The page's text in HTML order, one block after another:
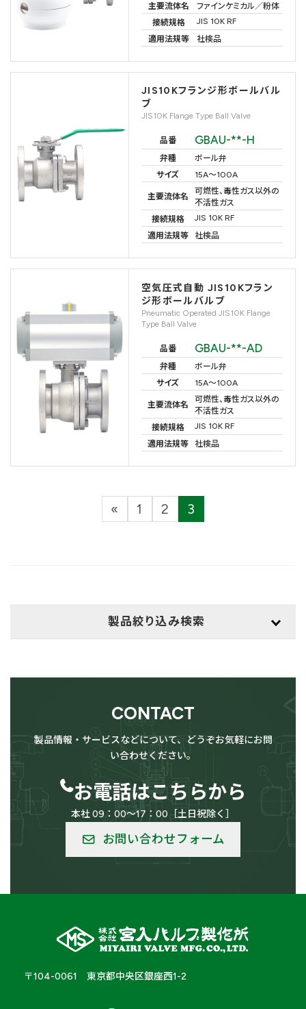
主要流体名
ファインケミカル／粉体
接続規格
JIS 10K RF
適用法規等
社検品
JIS10Kフランジ形ボールバル
ブ
JIS10K Flange Type Ball Valve
品番 GBAU-**-H
弁種
ボール弁
サイズ
15A〜100A
主要流体名
可燃性、毒性ガス以外の
不活性ガス
接続規格
JIS 10K RF
適用法規等
社検品
空気圧式自動 JIS10Kフラン
ジ形ボールバルブ
Pneumatic Operated JIS10K Flange
Type Ball Valve
品番 GBAU-**-AD
弁種
ボール弁
サイズ
15A〜100A
主要流体名
可燃性、毒性ガス以外の
不活性ガス
接続規格
JIS 10K RF
適用法規等
社検品
り
«
固
1
固
2
固
3
製品絞り込み検索
低温用 バルク供給用
CONTACT
製品情報・サービスなどについて、どうぞお気軽にお問
い合わせください。
お電話はこちらから
本社 09：00～17：00［土日祝除く］
お問い合わせフォーム
〒104-0061 東京都中央区銀座西1-2